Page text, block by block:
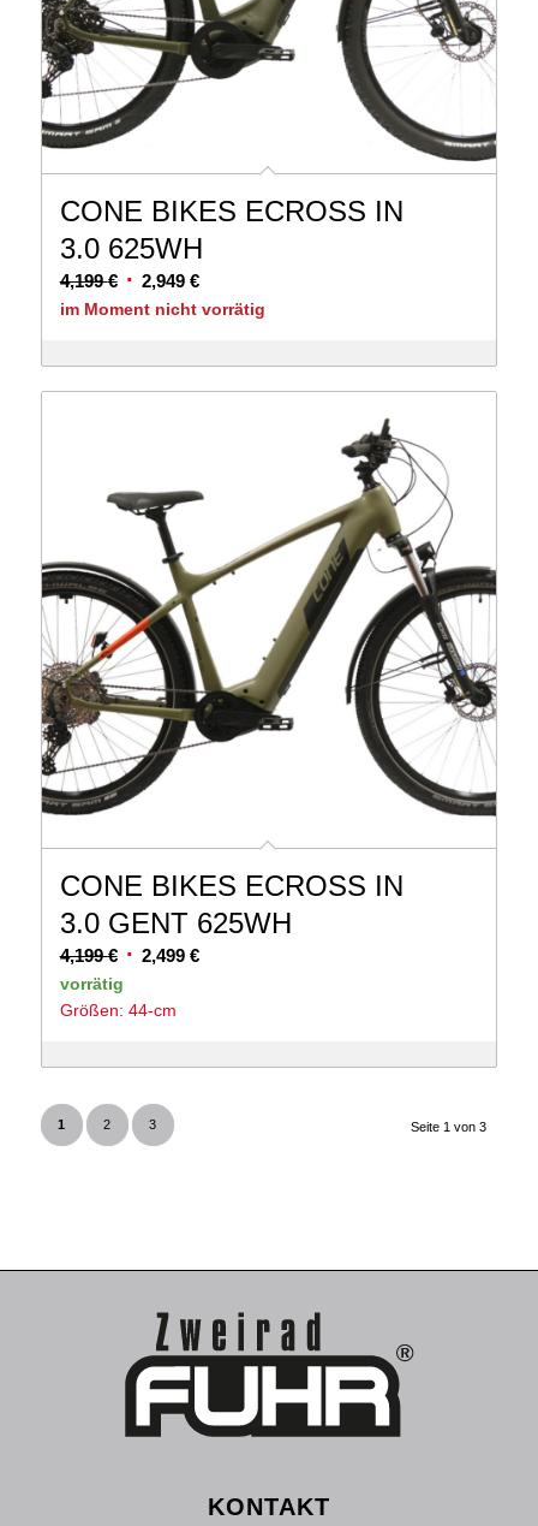
CONE BIKES ECROSS IN
3.0 625WH
4,199€ Ursprünglicher
Preis
4,199 €
2,949 €Aktueller
Preis
2,949 €.
im Moment nicht vorrätig
CONE BIKES ECROSS IN
3.0 GENT 625WH
4,199€ Ursprünglicher
Preis
war:
2,499 €Aktueller
vorrätig
Größen: 44-cm
Seite 1 von 3
1 2 3
KONTAKT